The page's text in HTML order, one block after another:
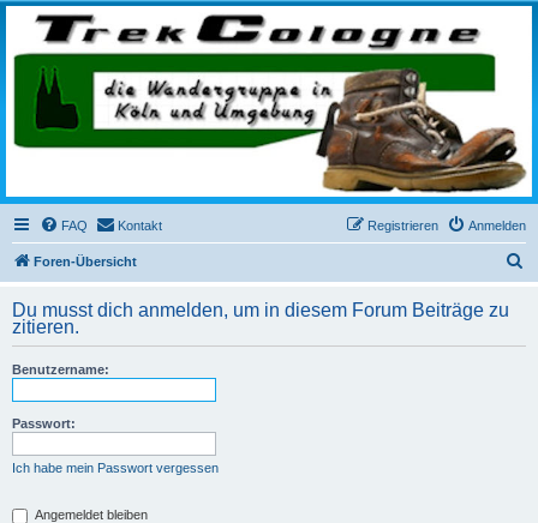
trekcologne.de
Wanderungen rund um Köln
FAQ Kontakt Anmelden
Registrieren
Foren-Übersicht
h
Du musst dich anmelden, um in diesem Forum Beiträge zu
zitieren.
Benutzername:
Passwort:
Ich habe mein Passwort vergessen
Angemeldet bleiben